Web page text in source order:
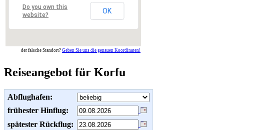
Do you own this
website?
OK
der falsche Standort? Geben Sie uns die genauen Koordinaten!
Reiseangebot für Korfu
Abflughafen:
frühester Hinflug:
spätester Rückflug: